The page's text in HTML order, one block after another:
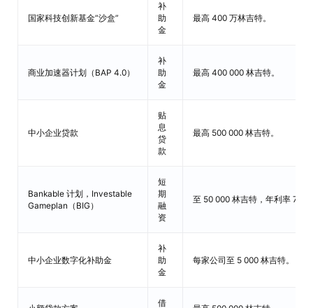
国家科技创新基金“沙盒”
补
助
金
最高 400 万林吉特。
商业加速器计划（BAP 4.0）
补
助
金
最高 400 000 林吉特。
中小企业贷款
贴
息
贷
款
最高 500 000 林吉特。
Bankable 计划，Investable
Gameplan（BIG）
短
期
融
资
至 50 000 林吉特，年利率 7-
中小企业数字化补助金
补
助
金
每家公司至 5 000 林吉特。
借